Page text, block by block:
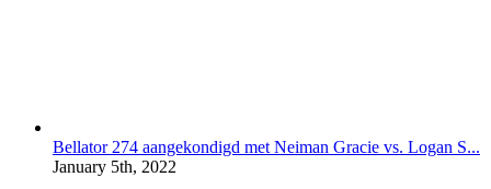
Bellator 274 aangekondigd met Neiman Gracie vs. Logan S...
January 5th, 2022